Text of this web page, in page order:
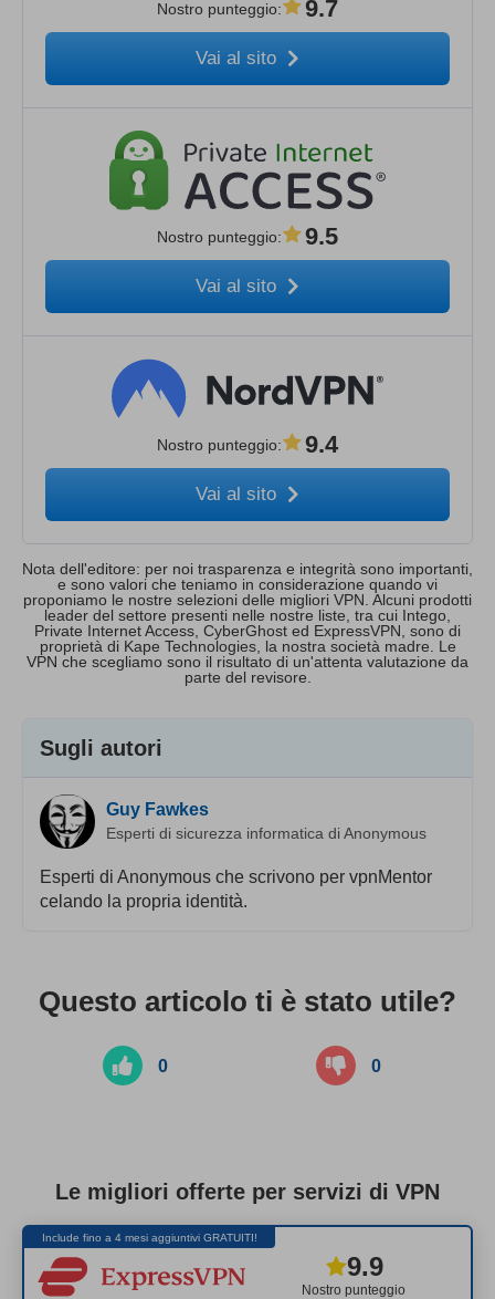
Nostro punteggio: 9.7
Vai al sito
Nostro punteggio: 9.5
Vai al sito
Nostro punteggio: 9.4
Vai al sito
Nota dell'editore: per noi trasparenza e integrità sono importanti,
e sono valori che teniamo in considerazione quando vi
proponiamo le nostre selezioni delle migliori VPN. Alcuni prodotti
leader del settore presenti nelle nostre liste, tra cui Intego,
Private Internet Access, CyberGhost ed ExpressVPN, sono di
proprietà di Kape Technologies, la nostra società madre. Le
VPN che scegliamo sono il risultato di un'attenta valutazione da
parte del revisore.
Sugli autori
Guy Fawkes
Esperti di sicurezza informatica di Anonymous
Esperti di Anonymous che scrivono per vpnMentor
celando la propria identità.
Questo articolo ti è stato utile?
0 0
Le migliori offerte per servizi di VPN
Include fino a 4 mesi aggiuntivi GRATUITI!
Nostro punteggio
9.9